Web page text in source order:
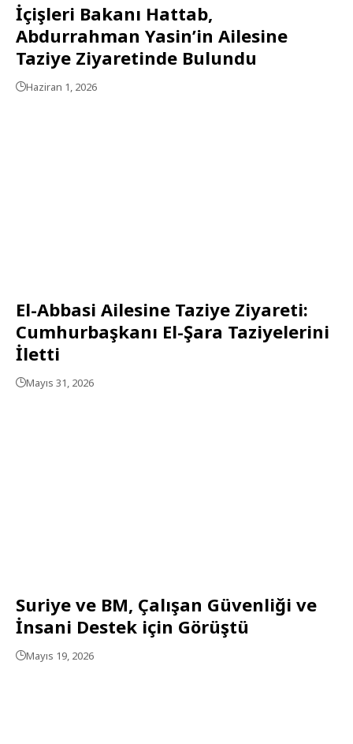
İçişleri Bakanı Hattab,
Abdurrahman Yasin’in Ailesine
Taziye Ziyaretinde Bulundu
Haziran 1, 2026
El-Abbasi Ailesine Taziye Ziyareti:
Cumhurbaşkanı El-Şara Taziyelerini
İletti
Mayıs 31, 2026
Suriye ve BM, Çalışan Güvenliği ve
İnsani Destek için Görüştü
Mayıs 19, 2026